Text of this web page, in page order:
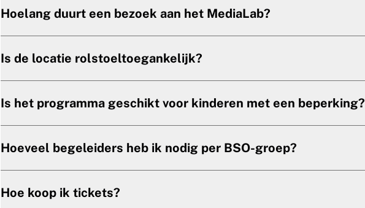
Hoelang duurt een bezoek aan het MediaLab?
Is de locatie rolstoeltoegankelijk?
Is het programma geschikt voor kinderen met een beperking?
Hoeveel begeleiders heb ik nodig per BSO-groep?
Hoe koop ik tickets?